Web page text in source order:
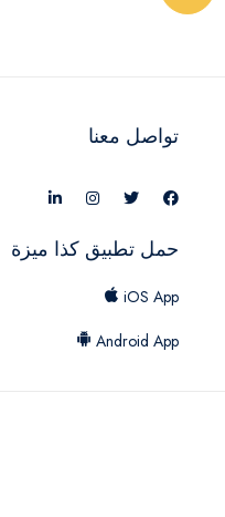
تواصل معنا
حمل تطبيق كذا ميزة
iOS App
Android App